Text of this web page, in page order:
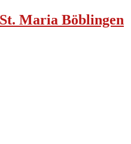
St. Maria Böblingen